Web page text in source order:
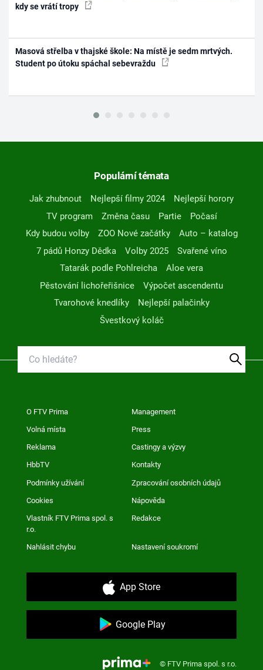
kdy se vrátí tropy
Masová střelba v thajské škole: Na místě je sedm mrtvých.
Student po útoku spáchal sebevraždu
Populární témata
Jak zhubnout Nejlepší filmy 2024
Nejlepší horory
TV program
Změna času Partie
Počasí
Kdy budou volby
ZOO Nové začátky
Auto – katalog
7 pádů Honzy Dědka
Volby 2025
Svařené víno
Tatarák podle Pohlreicha
Aloe vera
Pěstování lichořeřišnice
Výpočet ascendentu
Tvarohové knedlíky
Nejlepší palačinky
Švestkový koláč
O FTV Prima Management
Volná místa Press
Reklama Castingy a výzvy
HbbTV Kontakty
Podmínky užívání Zpracování osobních údajů
Cookies Nápověda
Vlastník FTV Prima spol. s
r.o.
Redakce
Nahlásit chybu Nastavení soukromí
App Store
Google Play
© FTV Prima spol. s r.o.